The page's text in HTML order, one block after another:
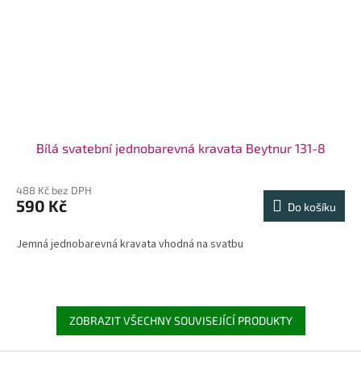
Bílá svatební jednobarevná kravata Beytnur 131-8
488 Kč bez DPH
590 Kč Do košíku
Jemná jednobarevná kravata vhodná na svatbu
ZOBRAZIT VŠECHNY SOUVISEJÍCÍ PRODUKTY